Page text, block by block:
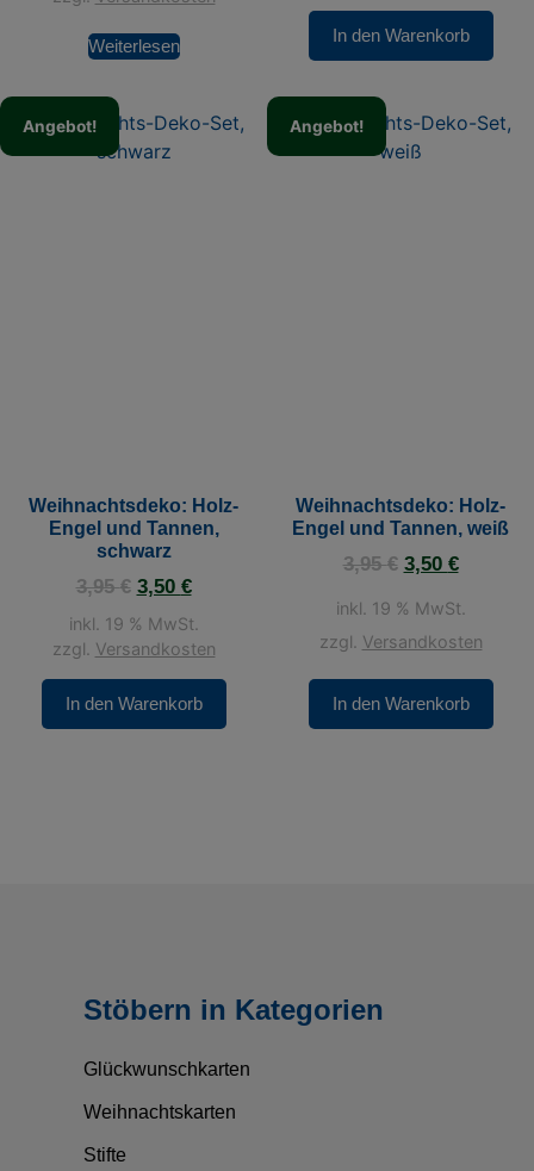
Weiterlesen
In den Warenkorb
Angebot!
Weihnachtsdeko: Holz-
Engel und Tannen,
schwarz
3,95€ 3,50 €
inkl. 19 % MwSt.
zzgl. Versandkosten
In den Warenkorb
Angebot!
Weihnachtsdeko: Holz-
Engel und Tannen, weiß
3,95€ 3,50 €
inkl. 19 % MwSt.
zzgl. Versandkosten
In den Warenkorb
Stöbern in Kategorien
Glückwunschkarten
Weihnachtskarten
Stifte